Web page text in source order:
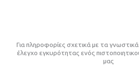
Για πληροφορίες σχετικά με τα
έλεγχο εγκυρότητας ενός
μας